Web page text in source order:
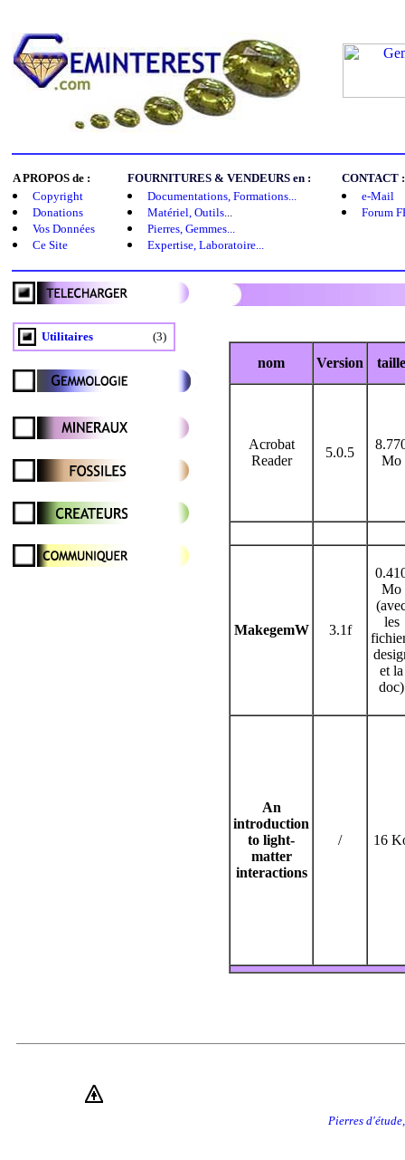
A PROPOS de : FOURNITURES & VENDEURS en :
CONTACT :
Copyright
Donations
Vos Données
Ce Site
Documentations, Formations...
Matériel, Outils...
Pierres, Gemmes...
Expertise, Laboratoire...
e-Mail
Forum
Utilitaires (3)
nom Version taille
Acrobat
Reader
5.0.5
Mo
MakegemW 3.1f
Mo
les
et la
doc)
An
introduction
to light-
matter
interactions
/ 16
Pierres